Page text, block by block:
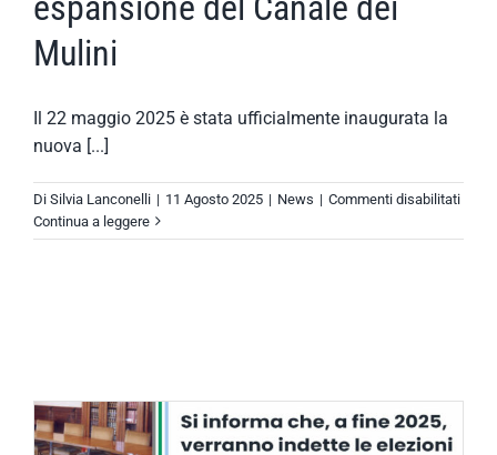
Mulini
Il 22 maggio 2025 è stata ufficialmente inaugurata la
nuova [...]
Di Silvia Lanconelli | 11 Agosto 2025 | News | Commenti disabilitatisu
della
Mulini
Continua a leggere